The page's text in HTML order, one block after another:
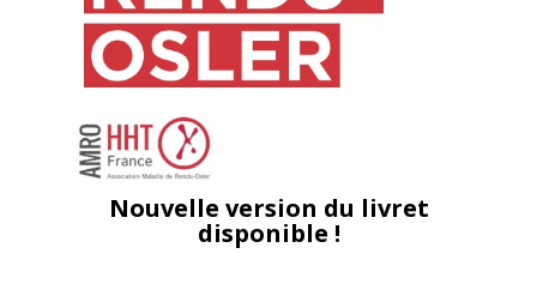
Nouvelle version du livret
disponible !